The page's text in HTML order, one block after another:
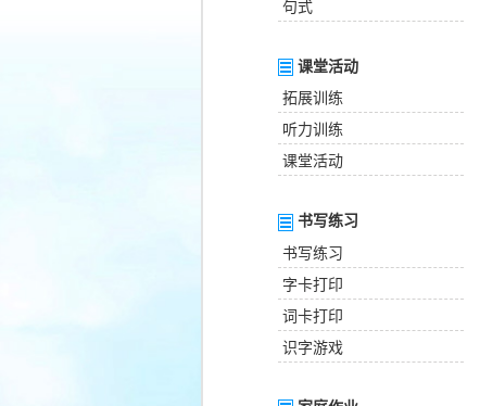
句式
课堂活动
拓展训练
听力训练
课堂活动
书写练习
书写练习
字卡打印
词卡打印
识字游戏